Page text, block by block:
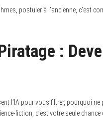
postuler à l’ancienne, c’est
:
l’IA pour vous filtrer, pourquoi
fiction, c’est votre seule chance